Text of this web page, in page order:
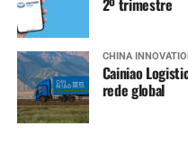
2º trimestre
CHINA
Cainiao
rede global